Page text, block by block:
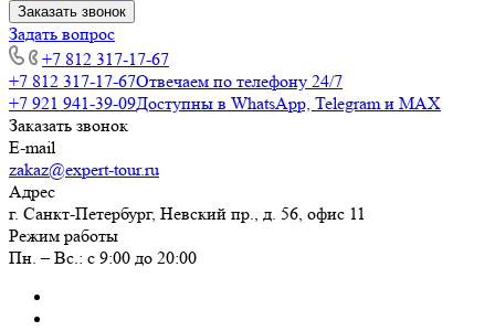
Заказать звонок
Задать вопрос
+7 812 317-17-67
+7 812 317-17-67Отвечаем по телефону 24/7
+7 921 941-39-09Доступны в WhatsApp, Telegram и MAX
Заказать звонок
E-mail
zakaz@expert-tour.ru
Адрес
г. Санкт-Петербург, Невский пр., д. 56, офис 11
Режим работы
Пн. – Вс.: с 9:00 до 20:00